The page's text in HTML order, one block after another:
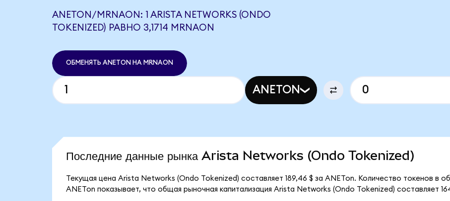
ANETON/MRNAON: 1 ARISTA NETWORKS (ONDO
TOKENIZED) РАВНО 3,1714 MRNAON
ОБМЕНЯТЬ ANETON НА MRNAON
ANETON
Последние данные рынка Arista Networks (Ondo Tokenized)
Текущая цена Arista Networks (Ondo Tokenized) составляет 189,46 $ за ANETon. Количество токенов в
ANETon показывает, что общая рыночная капитализация Arista Networks (Ondo Tokenized) составляет